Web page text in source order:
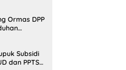
Ormas DPP
Subsidi
dan PPTS